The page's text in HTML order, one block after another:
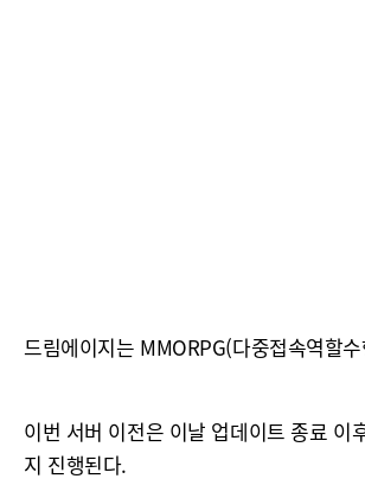
드림에이지는 MMORPG(다중접속역할
이번 서버 이전은 이날 업데이트 종료
지 진행된다.